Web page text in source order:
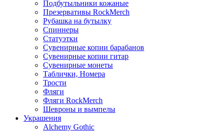
Подбутыльники кожаные
Презервативы RockMerch
Рубашка на бутылку
Спиннеры
Статуэтки
Сувенирные копии барабанов
Сувенирные копии гитар
Сувенирные монеты
Таблички, Номера
Трости
Фляги
Фляги RockMerch
Шевроны и вымпелы
Украшения
Alchemy Gothic